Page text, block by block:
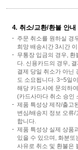
4. 취소/교환/환불 안내
주문 취소를 원하실 경
희망 배송시간 3시간
무통장 입금의 경우,
다. 신용카드의 경우,
결제 당일 취소가 아닌
도 소요됩니다. 3~5일
해당 카드사에 문의하
(카드사마다 취소 승인
제품 특성상 제작/출고
변심/배송지 정보 오류
합니다.
제품 특성상 실제 상품
있을 수 있으며, 화분또
사유로 취소 및 환불은